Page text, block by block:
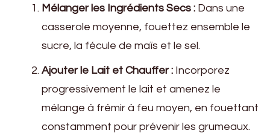
Mélanger les Ingrédients Secs : Dans une
casserole moyenne, fouettez ensemble le
sucre, la fécule de maïs et le sel.
Ajouter le Lait et Chauffer : Incorporez
progressivement le lait et amenez le
mélange à frémir à feu moyen, en fouettant
constamment pour prévenir les grumeaux.